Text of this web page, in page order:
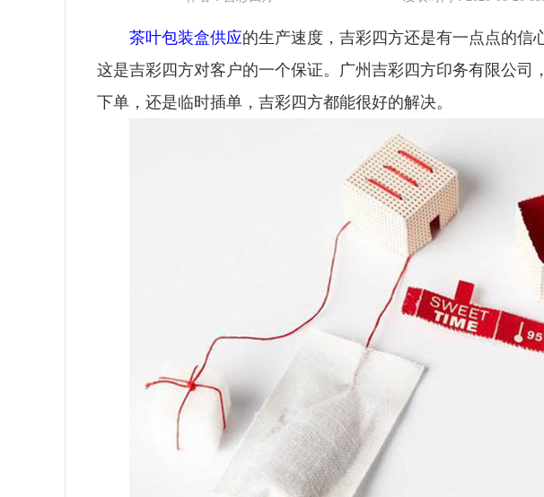
茶叶包装盒供应的生产速度，吉彩四方还是有一点点的信
这是吉彩四方对客户的一个保证。 广州吉彩四方印务有限公司
下单，还是临时插单，吉彩四方都能很好的解决。